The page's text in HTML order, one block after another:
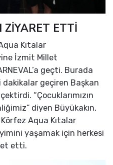
ZİYARET ETTİ
Kıtalar
İzmit Millet
geçti. Burada
geçiren Başkan
“Çocuklarımızın
diyen Büyükakın,
Körfez Aqua Kıtalar
yaşamak için herkesi
etti.